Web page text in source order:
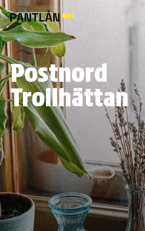
Postnord
Trollhättan